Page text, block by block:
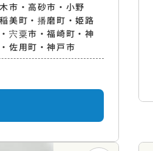
市・高砂市・小野
美町・播磨町・姫路
宍粟市・福崎町・神
佐用町・神戸市